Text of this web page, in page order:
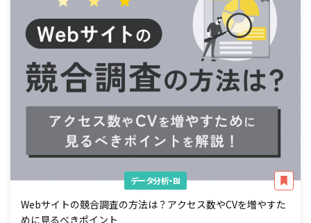
データ分析・BI
Webサイトの競合調査の方法は？アクセス数やCVを増やすた
めに見るべきポイント